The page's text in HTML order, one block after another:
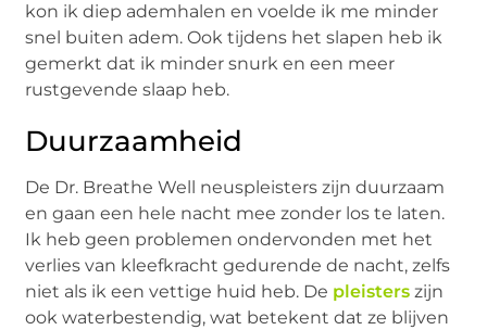
kon ik diep ademhalen en voelde ik me minder
snel buiten adem. Ook tijdens het slapen heb ik
gemerkt dat ik minder snurk en een meer
rustgevende slaap heb.
Duurzaamheid
De Dr. Breathe Well neuspleisters zijn duurzaam
en gaan een hele nacht mee zonder los te laten.
Ik heb geen problemen ondervonden met het
verlies van kleefkracht gedurende de nacht, zelfs
niet als ik een vettige huid heb. De pleisters zijn
ook waterbestendig, wat betekent dat ze blijven